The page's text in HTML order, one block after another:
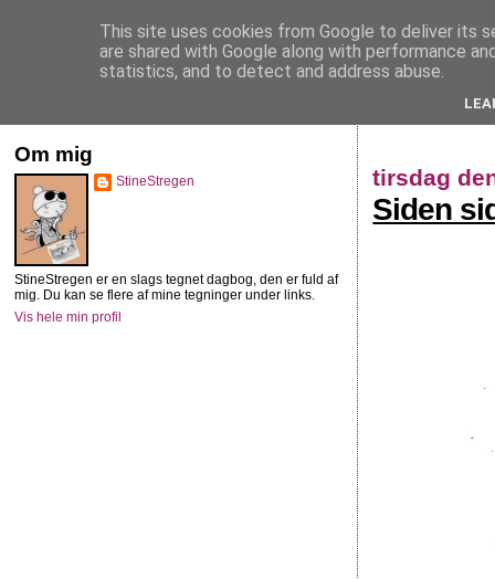
StineStregen
tirsdag
Siden
Om mig
StineStregen
StineStregen er en slags tegnet dagbog, den er fuld af
mig. Du kan se flere af mine tegninger under links.
Vis hele min profil
This site uses cookies from Google to deliver its
are shared with Google along with performance
statistics, and to detect and address abuse.